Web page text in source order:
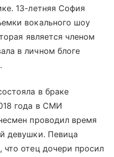
13-летняя София
вокального шоу
является членом
в личном блоге
в браке
года в СМИ
проводил время
девушки. Певица
что отец дочери просил